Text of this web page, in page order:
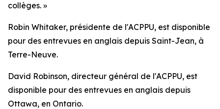
collèges. »
Robin Whitaker, présidente de l'ACPPU, est disponible
pour des entrevues en anglais depuis Saint-Jean, à
Terre-Neuve.
David Robinson, directeur général de l'ACPPU, est
disponible pour des entrevues en anglais depuis
Ottawa, en Ontario.